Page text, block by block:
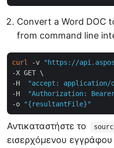
Convert a Word DOC
from command line
curl -v
"https://
-X GET \
-H
"accept: application/
-H
"Authorization: Bearer
-o
"{resultantFile}"
Αντικαταστήστε το
εισερχόμενου